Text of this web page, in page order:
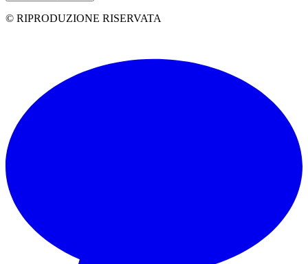
© RIPRODUZIONE RISERVATA